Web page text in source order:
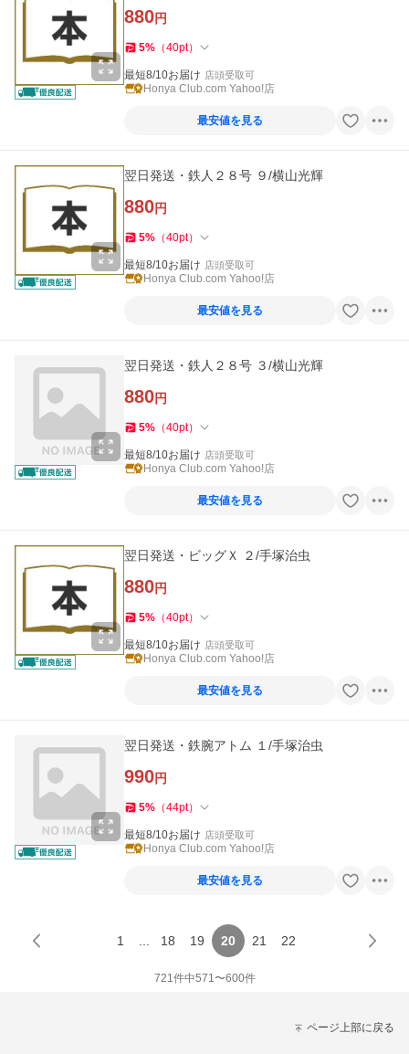
880円
5% （40pt）
最短8/10お届け 店頭受取可
Honya Club.com Yahoo!店
最安値を見る
翌日発送・鉄人２８号 ９/横山光輝
880円
5% （40pt）
最短8/10お届け 店頭受取可
Honya Club.com Yahoo!店
最安値を見る
翌日発送・鉄人２８号 ３/横山光輝
880円
5% （40pt）
最短8/10お届け 店頭受取可
Honya Club.com Yahoo!店
最安値を見る
翌日発送・ビッグＸ ２/手塚治虫
880円
5% （40pt）
最短8/10お届け 店頭受取可
Honya Club.com Yahoo!店
最安値を見る
翌日発送・鉄腕アトム １/手塚治虫
990円
5% （44pt）
最短8/10お届け 店頭受取可
Honya Club.com Yahoo!店
最安値を見る
1 18 19 20 21 22
721件中571〜600件
ページ上部に戻る